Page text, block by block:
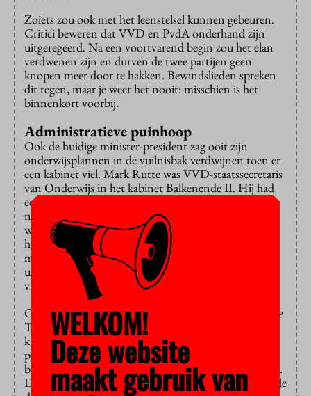
Zoiets zou ook met het leenstelsel kunnen gebeuren.
Critici beweren dat VVD en PvdA onderhand zijn
uitgeregeerd. Na een voortvarend begin zou het elan
verdwenen zijn en durven de twee partijen geen
knopen meer door te hakken. Bewindslieden spreken
dit tegen, maar je weet het nooit: misschien is het
binnenkort voorbij.
Administratieve puinhoop
Ook de huidige minister-president zag ooit zijn
onderwijsplannen in de vuilnisbak verdwijnen toen er
een kabinet viel. Mark Rutte was VVD-staatssecretaris
van Onderwijs in het kabinet Balkenende II. Hij had
een ambitieus plan: de leerrechten. Het kwam erop
neer dat studenten een soort tegoedbonnen kregen
waarmee ze zelf hun onderwijs konden inkopen. Als
het niet beviel aan de ene opleiding, zouden ze
makkelijk kunnen overstappen naar een andere. Maar
universiteiten en hogescholen zagen het niet zitten en
vreesden een enorme administratieve puinhoop.
Ondanks alle weerstand werd de wet aanvaard door de
Tweede Kamer. Maar datzelfde jaar (2006) viel het
kabinet en bleef Rutte met lege handen achter. Een
paar maanden later stond Balkenende IV op het
bordes, een coalitie van CDA, PvdA en ChristenUnie.
De kersverse onderwijsminister Ronald Plasterk gooide
WELKOM!
Deze website
maakt gebruik van